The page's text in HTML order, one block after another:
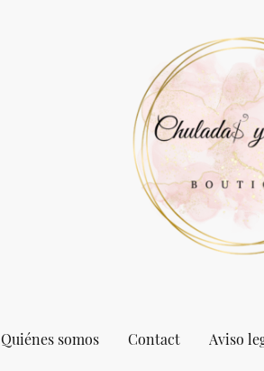
Quiénes somos Contact Aviso